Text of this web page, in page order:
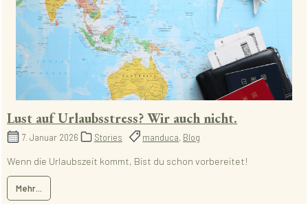
Lust auf Urlaubsstress? Wir auch nicht.
7. Januar 2026 Stories manduca, Blog
Wenn die Urlaubszeit kommt, Bist du schon vorbereitet!
Mehr...